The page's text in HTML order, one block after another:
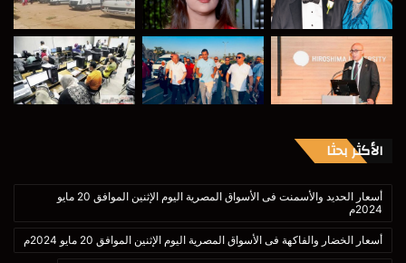
الأكثر بحثا
أسعار الحديد والأسمنت فى الأسواق المصرية اليوم الإثنين الموافق 20 مايو
2024م
أسعار الخضار والفاكهة فى الأسواق المصرية اليوم الإثنين الموافق 20 مايو 2024م